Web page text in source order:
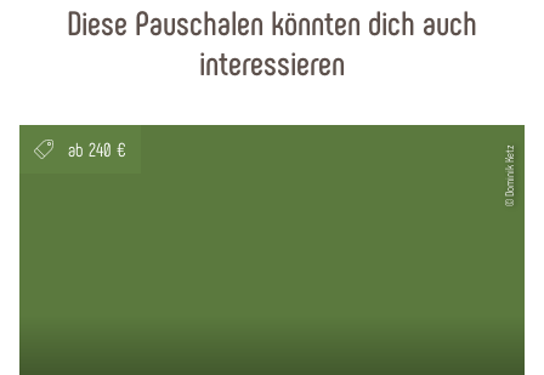
Diese Pauschalen könnten dich auch
interessieren
© Dominik Ketz
ab 240 €